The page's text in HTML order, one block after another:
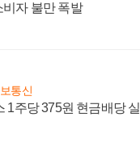
비자 불만 폭발
통신
1주당 375원 현금배당